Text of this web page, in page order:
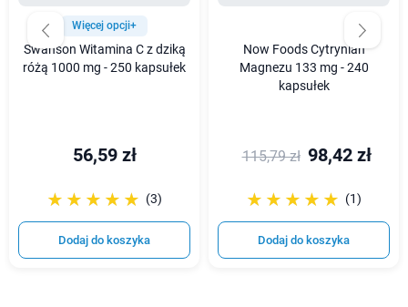
Więcej opcji+
Swanson Witamina C z dziką
różą 1000 mg - 250 kapsułek
56,59 zł
☆☆☆☆☆
★★★★★ (3)
Dodaj do koszyka
Now Foods Cytrynian
Magnezu 133 mg - 240
kapsułek
115,79 zł 98,42 zł
☆☆☆☆☆
★★★★★ (1)
Dodaj do koszyka